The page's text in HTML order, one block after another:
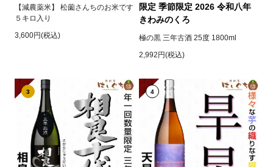
【減農薬米】 松薗さんちのお米です
５キロ入り
3,600円(税込)
限定 季節限定 2026 令和八年
きわみのくろ
極の黒 三年古酒 25度 1800ml
2,992円(税込)
3 4